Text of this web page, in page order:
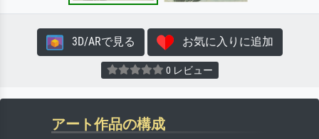
3D/ARで見る お気に入りに追加
0 レビュー
アート作品の構成